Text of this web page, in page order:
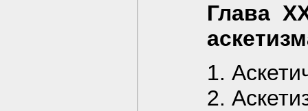
Глава
1.
2.